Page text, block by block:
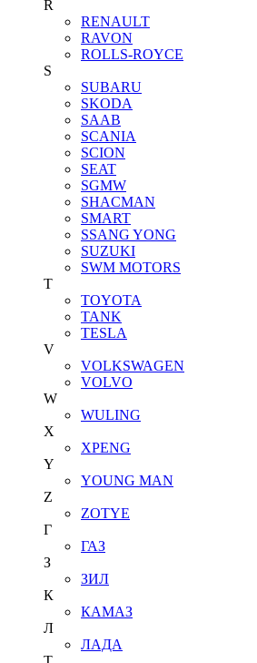
R
RENAULT
RAVON
ROLLS-ROYCE
S
SUBARU
SKODA
SAAB
SCANIA
SCION
SEAT
SGMW
SHACMAN
SMART
SSANG YONG
SUZUKI
SWM MOTORS
T
TOYOTA
TANK
TESLA
V
VOLKSWAGEN
VOLVO
W
WULING
X
XPENG
Y
YOUNG MAN
Z
ZOTYE
Г
ГАЗ
З
ЗИЛ
К
КАМАЗ
Л
ЛАДА